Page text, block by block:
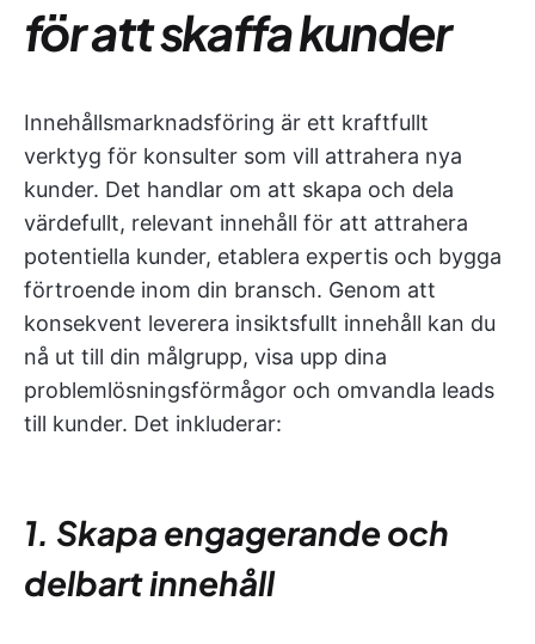
för att skaffa kunder
Innehållsmarknadsföring är ett kraftfullt
verktyg för konsulter som vill attrahera nya
kunder. Det handlar om att skapa och dela
värdefullt, relevant innehåll för att attrahera
potentiella kunder, etablera expertis och bygga
förtroende inom din bransch. Genom att
konsekvent leverera insiktsfullt innehåll kan du
nå ut till din målgrupp, visa upp dina
problemlösningsförmågor och omvandla leads
till kunder. Det inkluderar:
1. Skapa engagerande och
delbart innehåll